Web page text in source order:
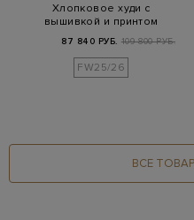
Хлопковое худи с
вышивкой и принтом
87 840 РУБ. 109 800 РУБ.
FW25/26
ВСЕ